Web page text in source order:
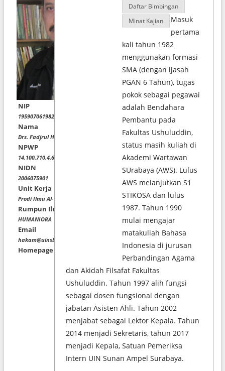
NIP
195907061982031005
Nama
Drs. Fadjrul Hakam Chozin, M.M.
NPWP
14.100.710.4.643.000
NIDN
2006075901
Unit Kerja
Prodi Ilmu Al-Quran dan Tafsir
Rumpun Ilmu
HUMANIORA
Email
hakam@uinsby.ac.id;aang.efha@gmail.com;aang_efha@yahoo.co.id
Homepage
Daftar Bimbingan
Minat Kajian
Masuk
pertama
kali tahun 1982
menggunakan formasi
SMA (dengan ijasah
PGAN 6 Tahun), tugas
pokok sebagai pegawai
adalah Bendahara
Pembantu pada
Fakultas Ushuluddin,
status masih kuliah di
Akademi Wartawan
SUrabaya (AWS). Lulus
AWS melanjutkan S1
STIKOSA dan lulus
1987. Tahun 1990
mulai mengajar
matakuliah Bahasa
Indonesia di jurusan
Perbandingan Agama
dan Akidah Filsafat Fakultas
Ushuluddin. Tahun 1997 alih fungsi
sebagai dosen fungsional dengan
jabatan Asisten Ahli. Tahun 2002
menjabat sebagai Lektor Kepala. Tahun
2014 menjadi Sekretaris, tahun 2017
menjadi Kepala, Satuan Pemeriksa
Intern UIN Sunan Ampel Surabaya.